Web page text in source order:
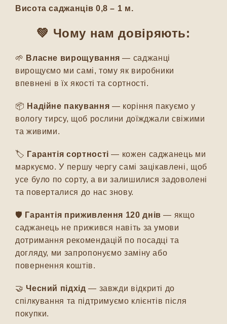
Висота саджанців 0,8 – 1 м.
💚 Чому нам довіряють:
🌱 Власне вирощування — саджанці
вирощуємо ми самі, тому як виробники
впевнені в їх якості та сортності.
📦 Надійне пакування — коріння пакуємо у
вологу тирсу, щоб рослини доїжджали свіжими
та живими.
🏷️ Гарантія сортності — кожен саджанець ми
маркуємо. У першу чергу самі зацікавлені, щоб
усе було по сорту, а ви залишилися задоволені
та поверталися до нас знову.
🛡️ Гарантія приживлення 120 днів — якщо
саджанець не прижився навіть за умови
дотримання рекомендацій по посадці та
догляду, ми запропонуємо заміну або
повернення коштів.
🤝Чесний підхід — завжди відкриті до
спілкування та підтримуємо клієнтів після
покупки.